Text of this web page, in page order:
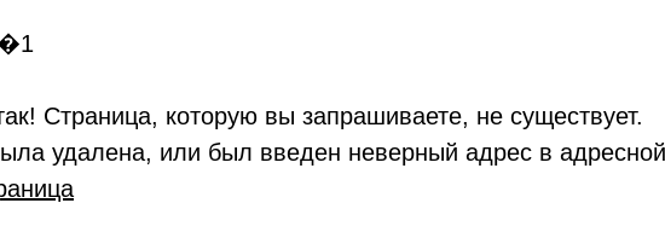
Страница, которую вы запрашиваете, не существует.
удалена, или был введен неверный адрес в адресной